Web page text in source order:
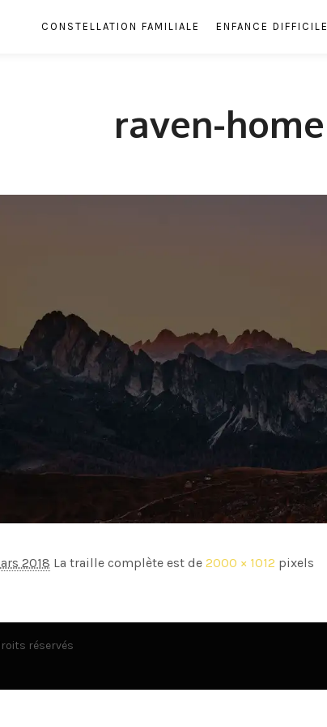
CONSTELLATION FAMILIALE ENFANCE DIFFICILE
raven-home
2018 La traille complète est de 2000 × 1012 pixels
réservés